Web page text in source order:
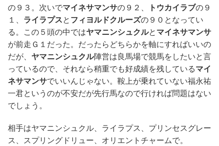
の９３。次いでマイネサマンサの９２、 トウカイラブの９
１、 ライラプスと フィヨルドクルーズの９０となってい
る。この５頭の中ではヤマニンシュクルと マイネサマンサ
が前走Ｇ１だった。だったらどちらかを軸にすればいいの
だが、 ヤマニンシュクル陣営は良馬場で競馬をしたいと言
っているので、それなら稍重でも好成績を残しているマイ
ネサマンサでいいんじゃない。鞍上が乗れていない福永祐
一君というのが不安だが先行馬なので行ければ問題はない
でしょう。
相手はヤマニンシュクル、ライラプス、プリンセスグレー
ス、スプリングドリュー、オリエントチャームで。